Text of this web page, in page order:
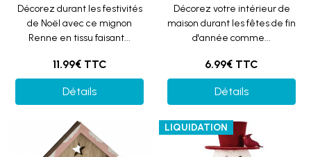
Décorez durant les festivités
de Noël avec ce mignon
Renne en tissu faisant...
11.99€ TTC
Détails
Décorez votre intérieur de
maison durant les fêtes de fin
d'année comme...
6.99€ TTC
Détails
LIQUIDATION